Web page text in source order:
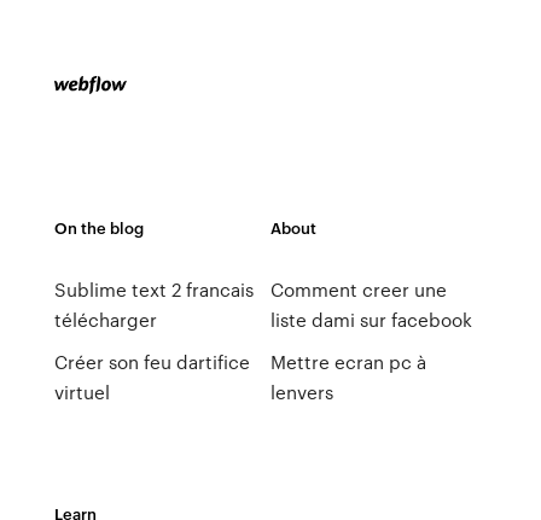
On the blog
Sublime text 2 francais
télécharger
Créer son feu dartifice
virtuel
About
Comment creer une
liste dami sur facebook
Mettre ecran pc à
lenvers
Learn